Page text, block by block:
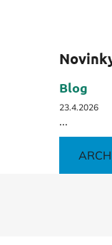
Blog
23.4.2026
...